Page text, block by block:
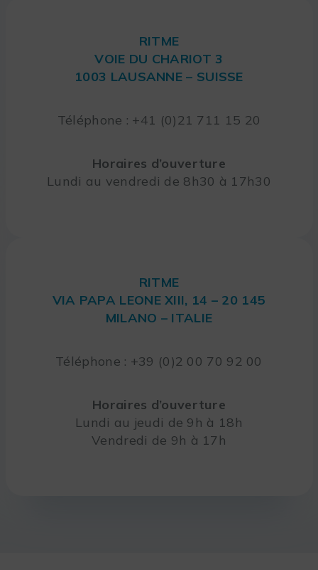
RITME
VOIE DU CHARIOT 3
1003 LAUSANNE – SUISSE
Téléphone : +41 (0)21 711 15 20
Horaires d’ouverture
Lundi au vendredi de 8h30 à 17h30
RITME
VIA PAPA LEONE XIII, 14 – 20 145
MILANO – ITALIE
Téléphone : +39 (0)2 00 70 92 00
Horaires d’ouverture
Lundi au jeudi de 9h à 18h
Vendredi de 9h à 17h